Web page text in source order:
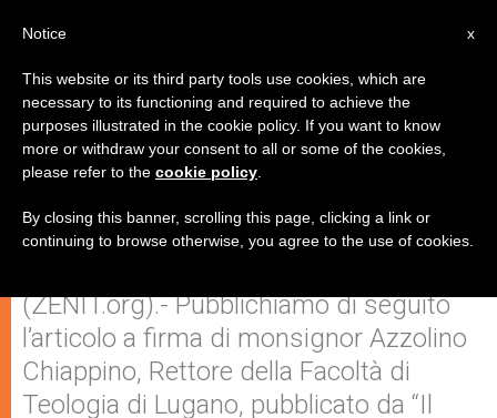
Dalla croce germoglia la
speranza
(ZENIT.org).- Pubblichiamo di seguito
l’articolo a firma di monsignor Azzolino
Chiappino, Rettore della Facoltà di
Teologia di Lugano, pubblicato da “Il
x
Notice
This website or its third party tools use cookies, which are
necessary to its functioning and required to achieve the
purposes illustrated in the cookie policy. If you want to know
more or withdraw your consent to all or some of the cookies,
please refer to the cookie policy
By closing this banner, scrolling this page, clicking a link or
continuing to browse otherwise, you agree to the use of cookies.